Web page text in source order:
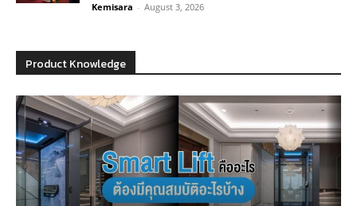
Kemisara - August 3, 2026
Product Knowledge